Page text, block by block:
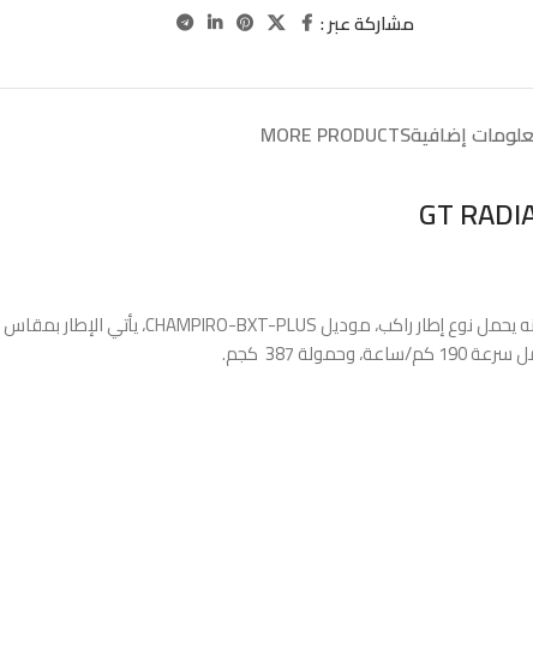
مشاركة عبر :
إضافيةMORE PRODUCTS